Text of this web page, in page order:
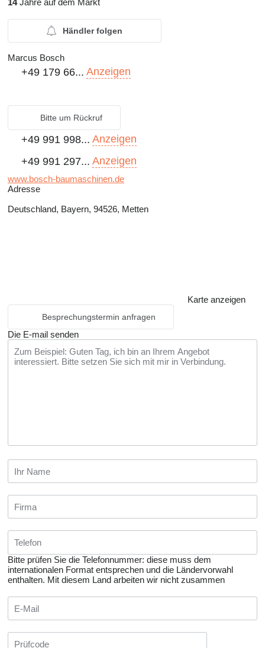
14Jahre auf dem Markt
Händler folgen
Marcus Bosch
+49 179 66... Anzeigen
Bitte um Rückruf
+49 991 998... Anzeigen
+49 991 297... Anzeigen
www.bosch-baumaschinen.de
Adresse
Deutschland, Bayern, 94526, Metten
Karte anzeigen
Besprechungstermin anfragen
Die E-mail senden
Bitte prüfen Sie die Telefonnummer: diese muss dem
internationalen Format entsprechen und die Ländervorwahl
enthalten. Mit diesem Land arbeiten wir nicht zusammen